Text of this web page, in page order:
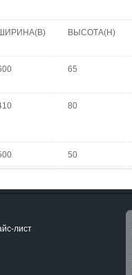
ВЫСОТА(H)
65
80
50
лист